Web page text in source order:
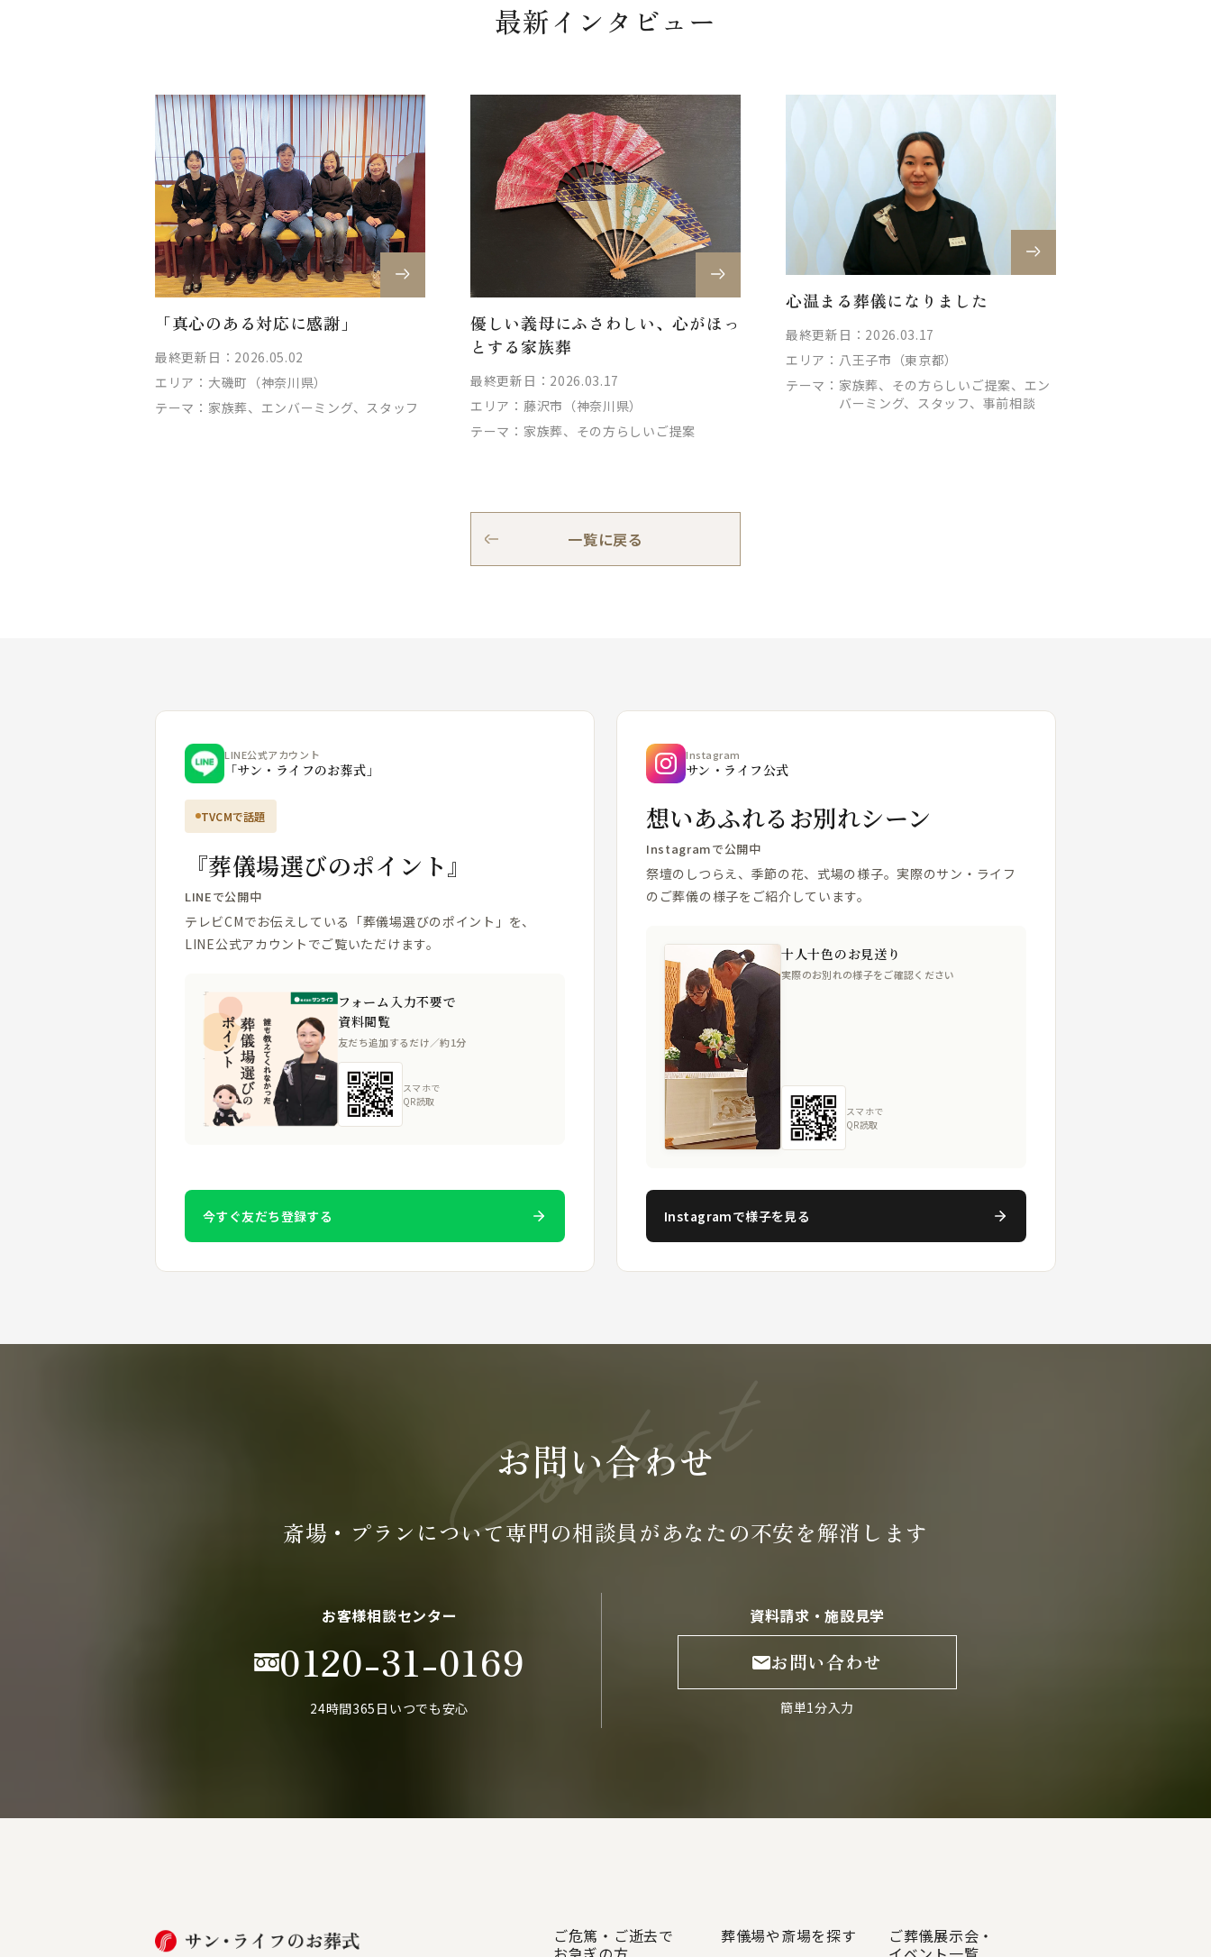
最新インタビュー
「真心のある対応に感謝」
最終更新日：2026.05.02
エリア： 大磯町（神奈川県）
テーマ： 家族葬、エンバーミング、スタッフ
優しい義母にふさわしい、心がほっ
とする家族葬
最終更新日：2026.03.17
エリア： 藤沢市（神奈川県）
テーマ： 家族葬、その方らしいご提案
心温まる葬儀になりました
最終更新日：2026.03.17
エリア： 八王子市（東京都）
テーマ： 家族葬、その方らしいご提案、エン
バーミング、スタッフ、事前相談
一覧に戻る
LINE公式アカウント
「サン・ライフのお葬式」
TVCMで話題
『葬儀場選びのポイント』
LINEで公開中
テレビCMでお伝えしている「葬儀場選びのポイント」を、
LINE公式アカウントでご覧いただけます。
フォーム入力不要で
資料閲覧
友だち追加するだけ／約1分
スマホで
QR読取
今すぐ友だち登録する
Instagram
サン・ライフ公式
想いあふれるお別れシーン
Instagramで公開中
祭壇のしつらえ、季節の花、式場の様子。実際のサン・ライフ
のご葬儀の様子をご紹介しています。
十人十色のお見送り
実際のお別れの様子をご確認ください
スマホで
QR読取
Instagramで様子を見る
お問い合わせ
斎場・プランについて専門の相談員があなたの不安を解消します
お客様相談センター
0120-31-0169
24時間365日いつでも安心
資料請求・施設見学
お問い合わせ
簡単1分入力
ご危篤・ご逝去で
葬儀場や斎場を探す
ご葬儀展示会・